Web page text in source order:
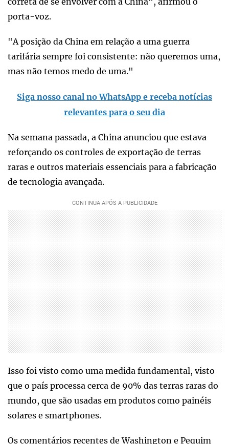
porta-voz.
"A posição da China em relação a uma guerra
tarifária sempre foi consistente: não queremos uma,
mas não temos medo de uma."
Siga nosso canal no WhatsApp e receba notícias
relevantes para o seu dia
Na semana passada, a China anunciou que estava
reforçando os controles de exportação de terras
raras e outros materiais essenciais para a fabricação
de tecnologia avançada.
Isso foi visto como uma medida fundamental, visto
que o país processa cerca de 90% das terras raras do
mundo, que são usadas em produtos como painéis
solares e smartphones.
Os comentários recentes de Washington e Pequim